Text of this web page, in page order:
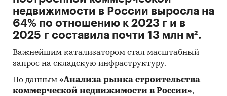
других.
− Авторские разработки «Амикрон-
консалтинг» применяются при
финансировании инвестиционных проектов и
в текущей деятельности компаний
строительного сектора.
Любое из подготовленных компанией
недвижимости в России выросла на
64% по отношению к 2023 г и в
2025 г составила почти 13 млн м².
Важнейшим катализатором стал масштабный
запрос на складскую инфраструктуру.
По данным «Анализа рынка строительства
коммерческой недвижимости в России»,